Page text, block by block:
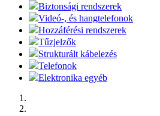
Biztonsági rendszerek
Videó-, és hangtelefonok
Hozzáférési rendszerek
Tűzjelzők
Strukturált kábelezés
Telefonok
Elektronika egyéb